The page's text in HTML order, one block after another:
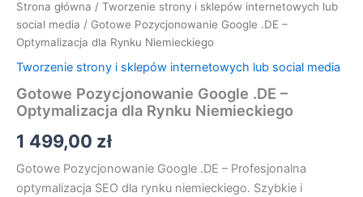
Strona główna / Tworzenie strony i sklepów internetowych lub
social media / Gotowe Pozycjonowanie Google .DE –
Optymalizacja dla Rynku Niemieckiego
Tworzenie strony i sklepów internetowych lub social media
Gotowe Pozycjonowanie Google .DE –
Optymalizacja dla Rynku Niemieckiego
1 499,00 zł
Gotowe Pozycjonowanie Google .DE – Profesjonalna
optymalizacja SEO dla rynku niemieckiego. Szybkie i